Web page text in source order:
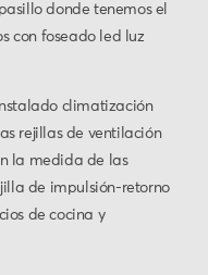
donde tenemos el
con foseado led luz
climatización
rejillas de ventilación
la medida de las
de impulsión-retorno
de cocina y